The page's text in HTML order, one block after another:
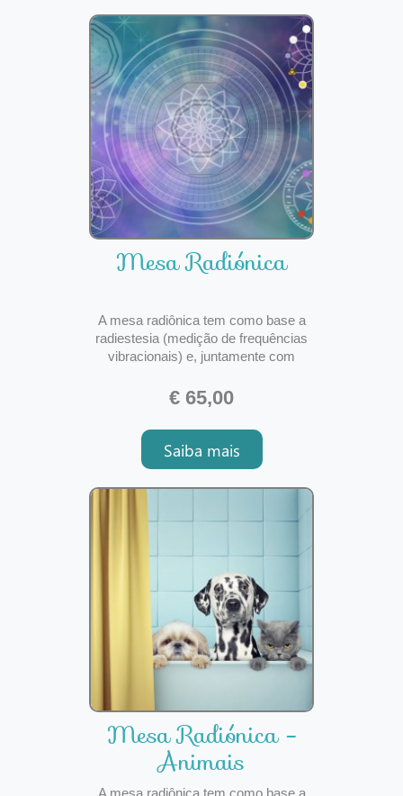
Mesa Radiónica
A mesa radiônica tem como base a
radiestesia (medição de frequências
vibracionais) e, juntamente com
frequências (diagnóstico) e o
tratamento da questão solicitada -
relacionamento amoroso, abertura de
caminhos amorosos, financeiros,
profissionais, familiar, emoc
€ 65,00
Saiba mais
Mesa Radiónica -
Animais
A mesa radiônica tem como base a